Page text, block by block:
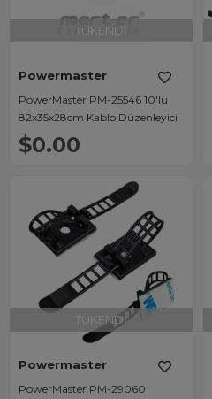
TÜKENDI
Powermaster
PowerMaster PM-25546 10'lu
82x35x28cm Kablo Düzenleyici
$0.00
TÜKENDI
Powermaster
PowerMaster PM-29060